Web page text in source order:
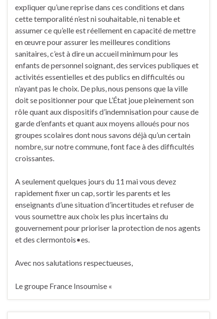
expliquer qu’une reprise dans ces conditions et dans
cette temporalité n’est ni souhaitable, ni tenable et
assumer ce qu’elle est réellement en capacité de mettre
en œuvre pour assurer les meilleures conditions
sanitaires, c’est à dire un accueil minimum pour les
enfants de personnel soignant, des services publiques et
activités essentielles et des publics en difficultés ou
n’ayant pas le choix. De plus, nous pensons que la ville
doit se positionner pour que L’État joue pleinement son
rôle quant aux dispositifs d’indemnisation pour cause de
garde d’enfants et quant aux moyens alloués pour nos
groupes scolaires dont nous savons déjà qu’un certain
nombre, sur notre commune, font face à des difficultés
croissantes.
A seulement quelques jours du 11 mai vous devez
rapidement fixer un cap, sortir les parents et les
enseignants d’une situation d’incertitudes et refuser de
vous soumettre aux choix les plus incertains du
gouvernement pour prioriser la protection de nos agents
et des clermontois•es.
Avec nos salutations respectueuses,
Le groupe France Insoumise «